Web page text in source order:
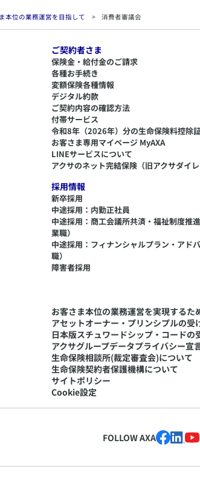
本位の業務運営を目指して > 消費者審議会
FOLLOW AXA
ご契約者さま
保険金・給付金のご請求
各種お手続き
変額保険各種情報
デジタル約款
ご契約内容の確認方法
付帯サービス
令和8年（2026年）分の生命保険料控除
​お客さま専用マイページ MyAXA
LINEサービスについて
アクサのネット完結保険（旧アクサダイレ
採用情報
新卒採用
中途採用：内勤正社員
中途採用：商工会議所共済・福祉制度推
業職）
中途採用：フィナンシャルプラン・アド
職）
障害者採用
お客さま本位の業務運営を実現するた
アセットオーナー・プリンシプルの受
日本版スチュワードシップ・コードの
アクサグループデータプライバシー宣
生命保険相談所(裁定審査会)について
生命保険契約者保護機構について
サイトポリシー
Cookie設定